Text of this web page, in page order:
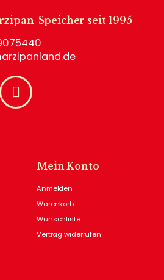
Speicher seit 1995
Mein Konto
Anmelden
Warenkorb
Wunschliste
Vertrag widerrufen